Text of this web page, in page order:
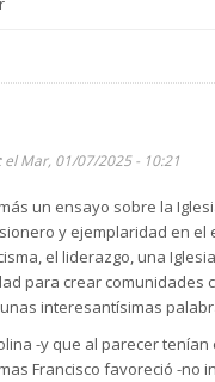
el Mar, 01/07/2025 - 10:21
un ensayo sobre la
y ejemplaridad en
el liderazgo, una
para crear
interesantísimas
-y que al parecer
Francisco favoreció -